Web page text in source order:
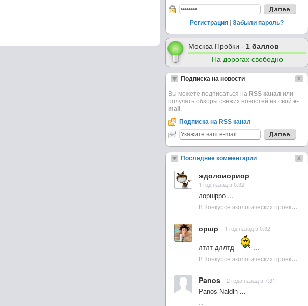
Регистрация Забыли пароль?
Москва Пробки - 1 баллов
На дорогах свободно
Подписка на новости
Вы можете подписаться на RSS канал или
получать обзоры свежих новостей на свой e-
mail .
Подписка на RSS канал
Последние комментарии
ждолоиориор
1 год назад в 0:32
лоршрро ...
В Конкурсе экологических проектов в Подмосковье активно участвовала молодежь :: NewsRbk.ru...
оршр 1 год назад в 0:32
лтлт дллтд
...
В Конкурсе экологических проектов в Подмосковье активно участвовала молодежь :: NewsRbk.ru...
Panos 2 года назад в 7:31
Panos Naidin ...